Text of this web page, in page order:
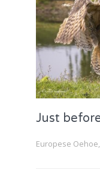
Just
Europese